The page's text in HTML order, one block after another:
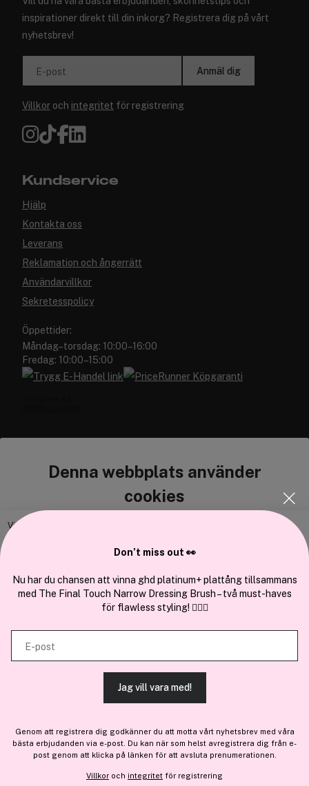
Denna webbplats använder
cookies
Vi använder enhetsidentifierare för att anpassa innehållet och
och annan information från din enhet till de sociala medier och annons-
och analysföretag som vi samarbetar med. Dessa kan i sin tur
kombinera informationen med annan information som du har
tillhandahållit eller som de har samlat in när du har använt deras
tjänster.
TILLÅT ALLA COOKIES
VISA DETALJER
inspirationer direkt till din inkorg? Registrera dig på vårt
nyhetsbrev!
E-post Anmäl dig
Villkor och integritet för registrering
Kundservice
Hjälp
Kontakta oss
Leverans
Reklamation och ångerrätt
Användarvillkor
Sekretesspolicy
Öppettider:
Måndag–torsdag: 10:00–16:00
Fredag: 10:00–15:00
Cocopanda.se
En del avBrandsdal Group AS
Don’t miss out 👀
Nu har du chansen att vinna ghd platinum+ plattång tillsammans
med The Final Touch Narrow Dressing Brush – två must-haves
för flawless styling! 💇‍♀️✨
E-post
Jag vill vara med!
Genom att registrera dig godkänner du att motta vårt nyhetsbrev med våra
bästa erbjudanden via e-post. Du kan när som helst avregistrera dig från e-
post genom att klicka på länken för att avsluta prenumerationen.
Villkor och integritet för registrering